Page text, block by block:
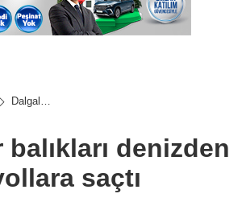
Dalgalar
yollara
saçtı
denizden
saçtı